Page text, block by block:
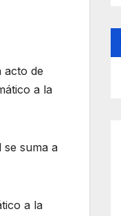
acto de
a la
se suma a
a la